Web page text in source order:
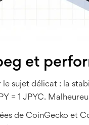
et
le sujet délicat : la
= 1 JPYC.
de CoinGecko et